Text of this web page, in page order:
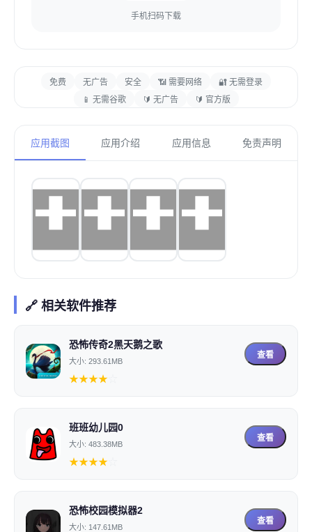
手机扫码下载
免费 无广告 安全 📶 需要网络
🔐 无需登录
📱 无需谷歌
🔰 无广告 🔰 官方版
应用截图 应用介绍 应用信息 免责声明
🔗 相关软件推荐
恐怖传奇2黑天鹅之歌
大小: 293.61MB
★★★★
查看
班班幼儿园0
大小: 483.38MB
★★★★
查看
恐怖校园模拟器2
大小: 147.61MB
查看